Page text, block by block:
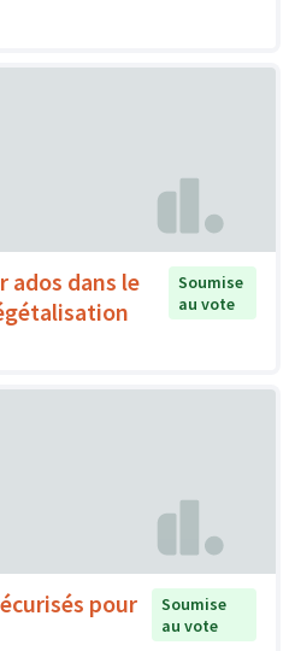
ados dans le
Soumise
au vote
pour
Soumise
au vote